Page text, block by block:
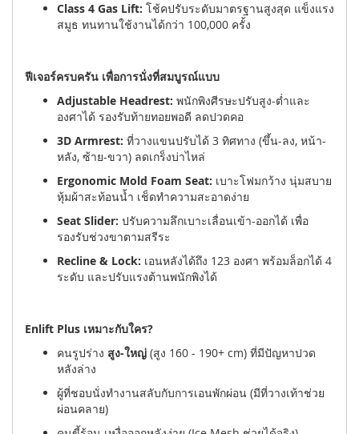
Class 4 Gas Lift: โช้คปรับระดับมาตรฐานสูงสุด แข็งแรง
สมูธ ทนทานใช้งานได้กว่า 100,000 ครั้ง
ฟีเจอร์ครบครัน เพื่อการนั่งที่สมบูรณ์แบบ
Adjustable Headrest: พนักพิงศีรษะปรับสูง-ต่ำและ
องศาได้ รองรับท้ายทอยพอดี ลดปวดคอ
3D Armrest: ที่วางแขนปรับได้ 3 ทิศทาง (ขึ้น-ลง, หน้า-
หลัง, ซ้าย-ขวา) ลดเกร็งบ่าไหล่
Ergonomic Mold Foam Seat: เบาะโฟมกว้าง นุ่มสบาย
หุ้มผ้าสะท้อนน้ำ เช็ดทำความสะอาดง่าย
Seat Slider: ปรับความลึกเบาะเลื่อนเข้า-ออกได้ เพื่อ
รองรับช่วงขาตามสรีระ
Recline & Lock: เอนหลังได้ถึง 123 องศา พร้อมล็อกได้ 4
ระดับ และปรับแรงต้านพนักพิงได้
Enlift Plus เหมาะกับใคร?
คนรูปร่าง สูง-ใหญ่ (สูง 160 - 190+ cm) ที่มีปัญหาปวด
หลังล่าง
ผู้ที่ชอบนั่งทำงานสลับกับการเอนพักผ่อน (มีที่วางเท้าช่วย
ผ่อนคลาย)